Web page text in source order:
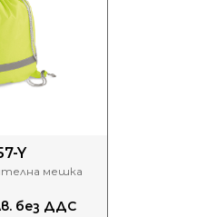
Y
мешка
без ДДС